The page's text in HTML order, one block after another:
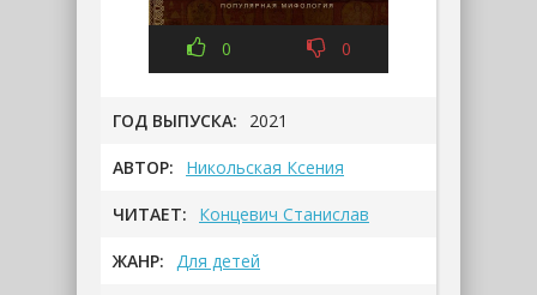
0 0
ГОД ВЫПУСКА: 2021
АВТОР: Никольская Ксения
ЧИТАЕТ: Концевич Станислав
ЖАНР: Для детей